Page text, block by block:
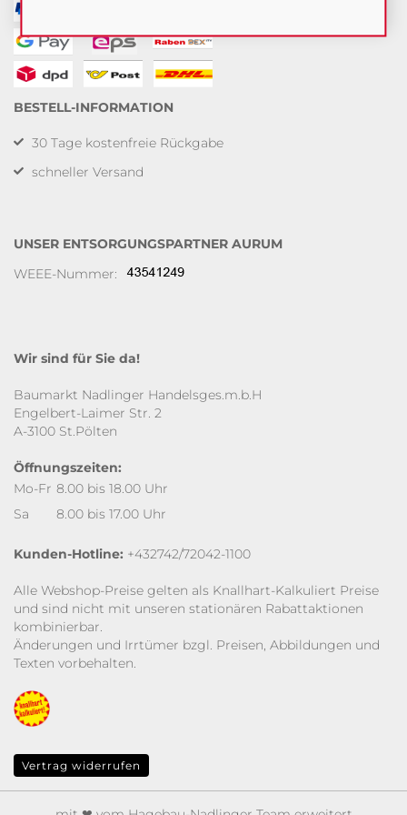
BESTELL-INFORMATION
30 Tage kostenfreie Rückgabe
schneller Versand
UNSER ENTSORGUNGSPARTNER AURUM
WEEE-Nummer:
Wir sind für Sie da!
Baumarkt Nadlinger Handelsges.m.b.H
Engelbert-Laimer Str. 2
A-3100 St.Pölten
Öffnungszeiten:
Mo-Fr 8.00 bis 18.00 Uhr
Sa
8.00 bis 17.00 Uhr
Kunden-Hotline: +432742/72042-1100
Alle Webshop-Preise gelten als Knallhart-Kalkuliert Preise
und sind nicht mit unseren stationären Rabattaktionen
kombinierbar.
Änderungen und Irrtümer bzgl. Preisen, Abbildungen und
Texten vorbehalten.
Vertrag widerrufen